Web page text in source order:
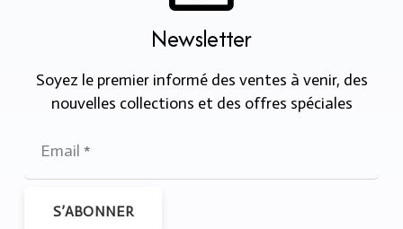
Newsletter
Soyez le premier informé des ventes à venir, des
nouvelles collections et des offres spéciales
S’ABONNER